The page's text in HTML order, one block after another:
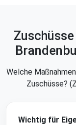
Welche
Zuschüsse?
Wichtig für